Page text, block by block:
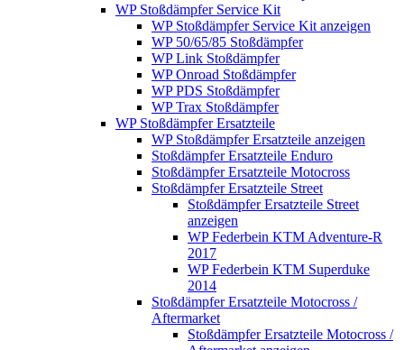
WP Stoßdämpfer Service Kit
WP Stoßdämpfer Service Kit anzeigen
WP 50/65/85 Stoßdämpfer
WP Link Stoßdämpfer
WP Onroad Stoßdämpfer
WP PDS Stoßdämpfer
WP Trax Stoßdämpfer
WP Stoßdämpfer Ersatzteile
WP Stoßdämpfer Ersatzteile anzeigen
Stoßdämpfer Ersatzteile Enduro
Stoßdämpfer Ersatzteile Motocross
Stoßdämpfer Ersatzteile Street
Stoßdämpfer Ersatzteile Street
anzeigen
WP Federbein KTM Adventure-R
2017
WP Federbein KTM Superduke
2014
Stoßdämpfer Ersatzteile Motocross /
Aftermarket
Stoßdämpfer Ersatzteile Motocross /